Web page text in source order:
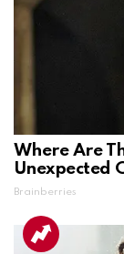
Where Are
Unexpected
Brainberries